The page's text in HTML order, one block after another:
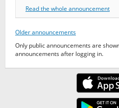
Read the whole announcement
Older announcements
Only public announcements are
announcements after logging in.